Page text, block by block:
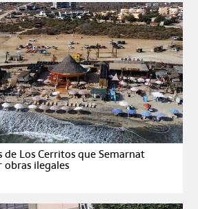
de Los Cerritos que Semarnat
ilegales